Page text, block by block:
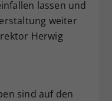
lassen und
weiter
Herwig
sind auf den